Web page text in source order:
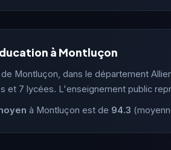
à Montluçon
de Montluçon, dans le département
et 7 lycées. L'enseignement public
à Montluçon est de 94.3